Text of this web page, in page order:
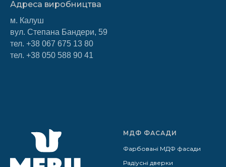
Адреса виробництва
м. Калуш
вул. Степана Бандери, 59
тел. +38 067 675 13 80
тел. +38 050 588 90 41
МДФ ФАСАДИ
Фарбовані МДФ фасади
Радіусні дверки